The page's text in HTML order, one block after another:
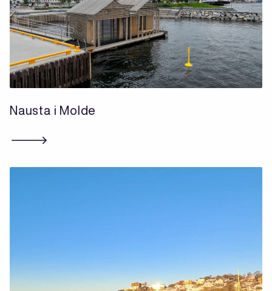
Nausta i Molde